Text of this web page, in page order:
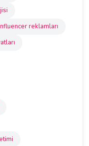
reklamları